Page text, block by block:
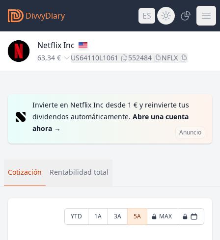
DivvyDiary ES
Netflix Inc
63,34 € US64110L1061 552484 NFLX
Invierte en Netflix Inc desde 1 € y reinvierte tus
dividendos automáticamente. Abre una cuenta
ahora → Anuncio
Cotización Rentabilidad total
YTD 1A 3A 5A MAX